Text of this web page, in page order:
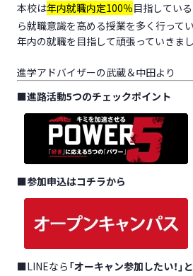
本校は年内就職内定100％目指してい
ら就職意識を高める授業を多く行って
年内の就職を目指して頑張っていきま
進学アドバイザーの武蔵＆中田より
■進路活動5つのチェックポイント
■参加申込はコチラから
■LINEなら 「オーキャン参加したい！」